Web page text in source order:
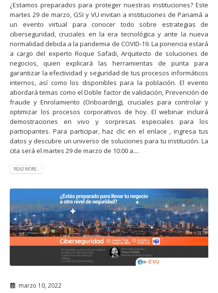
¿Estamos preparados para proteger nuestras instituciones? Este
martes 29 de marzo, GSI y VU invitan a instituciones de Panamá a
un evento virtual para conocer todo sobre estrategias de
ciberseguridad, cruciales en la era tecnológica y ante la nueva
normalidad debida a la pandemia de COVID-19. La ponencia estará
a cargo del experto Roque Safadi, Arquitecto de soluciones de
negocios, quien explicará las herramientas de punta para
garantizar la efectividad y seguridad de tus procesos informáticos
internos, así como los disponibles para la población. El evento
abordará temas como el Doble factor de validación, Prevención de
fraude y Enrolamiento (Onboarding), cruciales para controlar y
optimizar los procesos corporativos de hoy. El webinar incluirá
demostraciones en vivo y sorpresas especiales para los
participantes. Para participar, haz clic en el enlace , ingresa tus
datos y descubre un universo de soluciones para tu institución. La
cita será el martes 29 de marzo de 10:00 a....
READ MORE...
marzo 10, 2022